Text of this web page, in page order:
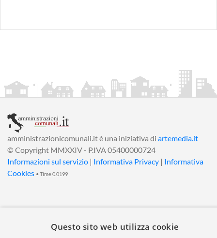
amministrazionicomunali.it è una iniziativa di artemedia.it
© Copyright MMXXIV - P.IVA 05400000724
Informazioni sul servizio | Informativa Privacy | Informativa
Cookies • Time 0.0199
Questo sito web utilizza cookie